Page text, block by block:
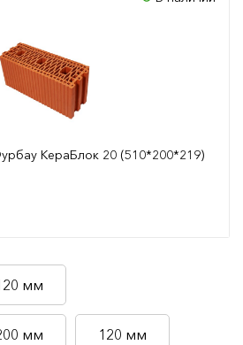
КераБлок 20 (510*200*219)
мм
мм 120 мм